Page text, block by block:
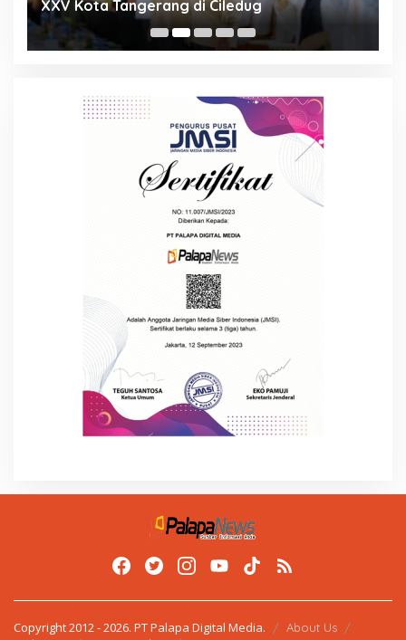
XXV Kota Tangerang di Ciledug
Copyright 2012 - 2026. PT Palapa Digital Media.
About Us